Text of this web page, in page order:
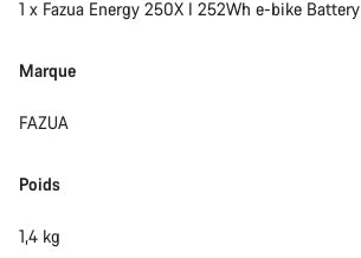
1 x Fazua Energy 250X I 252Wh e-bike Battery
Marque
FAZUA
Poids
1,4 kg